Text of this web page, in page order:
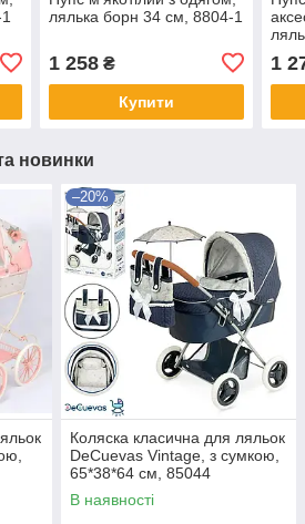
лялька борн 34 см, 8804-1
1 258₴
Купити
1
новинки
–20%
Коляска класична для ляльок
DeCuevas Vintage, з сумкою,
65*38*64 см, 85044
В наявності